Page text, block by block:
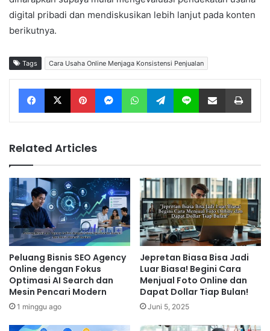
digital pribadi dan mendiskusikan lebih lanjut pada konten
berikutnya.
Tags Cara Usaha Online Menjaga Konsistensi Penjualan
Facebook X Pinterest Messenger WhatsApp Telegram Line Share via Email
Related Articles
Peluang Bisnis SEO Agency
Online dengan Fokus
Optimasi AI Search dan
Mesin Pencari Modern
1 minggu ago
Jepretan Biasa Bisa Jadi
Luar Biasa! Begini Cara
Menjual Foto Online dan
Dapat Dollar Tiap Bulan!
Juni 5, 2025